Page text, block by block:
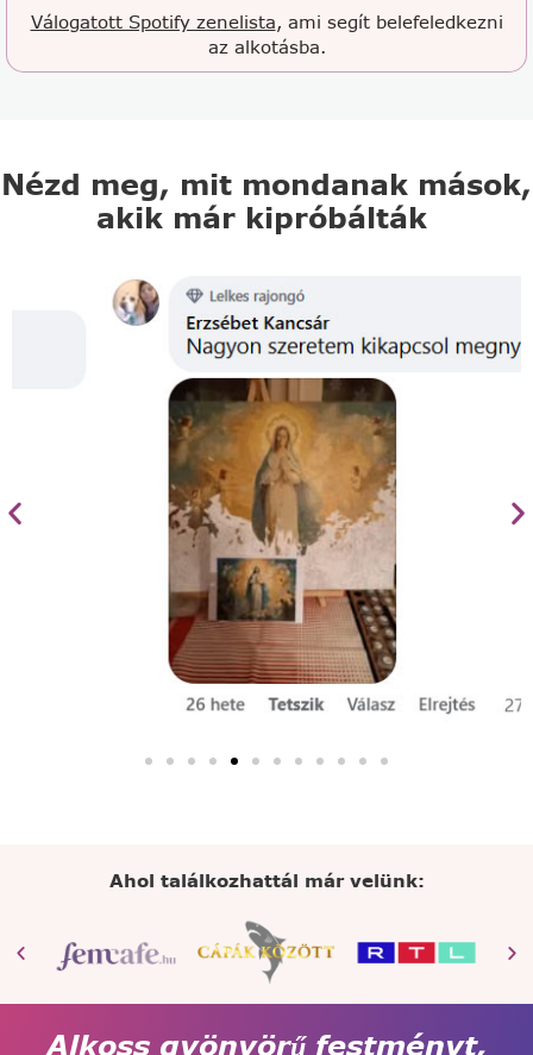
Válogatott Spotify zenelista, ami segít belefeledkezni
az alkotásba.
Nézd meg, mit mondanak mások,
akik már kipróbálták
Ahol találkozhattál már velünk:
Alkoss gyönyörű festményt,